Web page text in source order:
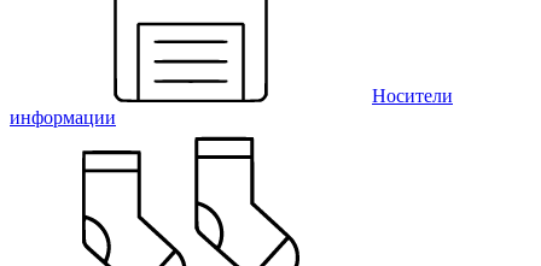
Носители
информации